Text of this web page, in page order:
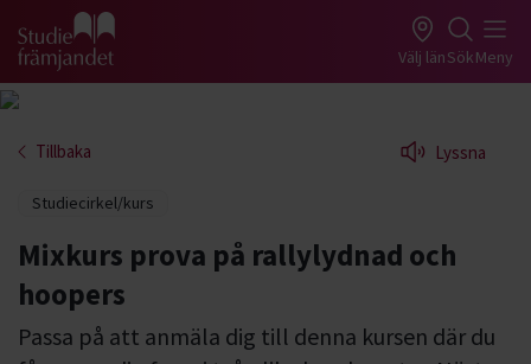
Gå till studiefrämjandets startsida Välj länSökMeny
Tillbaka Lyssna
Studiecirkel/kurs
Mixkurs prova på rallylydnad och
hoopers
Passa på att anmäla dig till denna kursen där du